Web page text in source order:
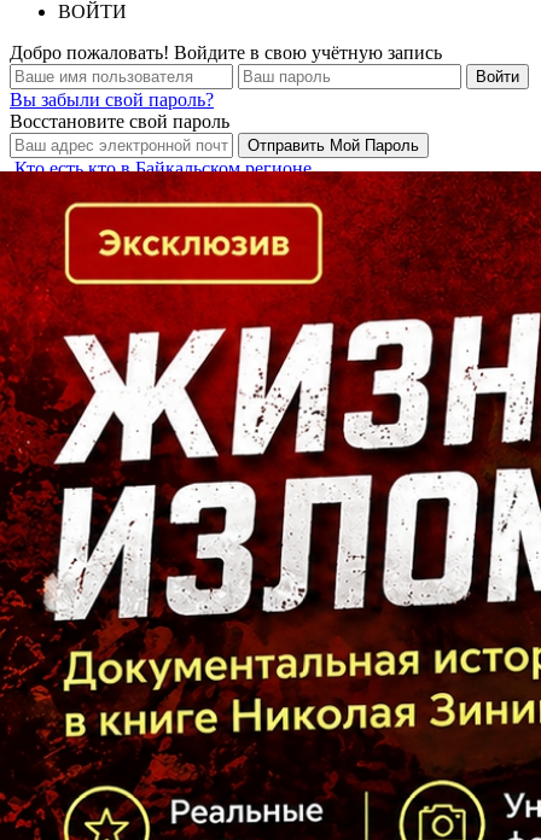
ВОЙТИ
Добро пожаловать! Войдите в свою учётную запись
Вы забыли свой пароль?
Восстановите свой пароль
Кто есть кто в Байкальском регионе